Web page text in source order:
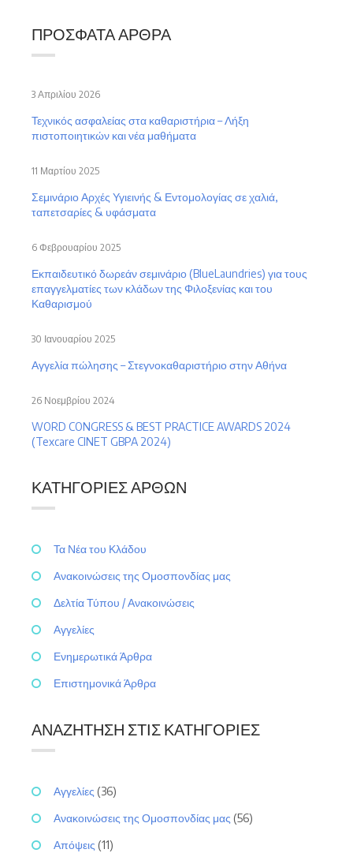
ΠΡΌΣΦΑΤΑ ΆΡΘΡΑ
Τεχνικός ασφαλείας στα καθαριστήρια – Λήξη
πιστοποιητικών και νέα μαθήματα
3 Απριλίου 2026
Σεμινάριο Αρχές Υγιεινής & Εντομολογίας σε χαλιά,
ταπετσαρίες & υφάσματα
11 Μαρτίου 2025
Εκπαιδευτικό δωρεάν σεμινάριο (BlueLaundries) για τους
επαγγελματίες των κλάδων της Φιλοξενίας και του
Καθαρισμού
6 Φεβρουαρίου 2025
Αγγελία πώλησης – Στεγνοκαθαριστήριο στην Αθήνα
30 Ιανουαρίου 2025
WORD CONGRESS & BEST PRACTICE AWARDS 2024
(Texcare CINET GBPA 2024)
26 Νοεμβρίου 2024
ΚΑΤΗΓΟΡΊΕΣ ΆΡΘΩΝ
Τα Νέα του Κλάδου
Ανακοινώσεις της Ομοσπονδίας μας
Δελτία Τύπου / Ανακοινώσεις
Αγγελίες
Ενημερωτικά Άρθρα
Επιστημονικά Άρθρα
ΑΝΑΖΉΤΗΣΗ ΣΤΙΣ ΚΑΤΗΓΟΡΊΕΣ
Αγγελίες (36)
Ανακοινώσεις της Ομοσπονδίας μας (56)
Απόψεις (11)